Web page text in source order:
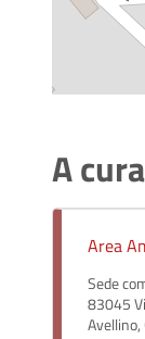
A
Area
Sede
83045